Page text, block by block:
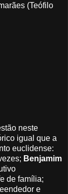
(Teófilo
neste
igual que a
euclidense:
Benjamim
de família;
e